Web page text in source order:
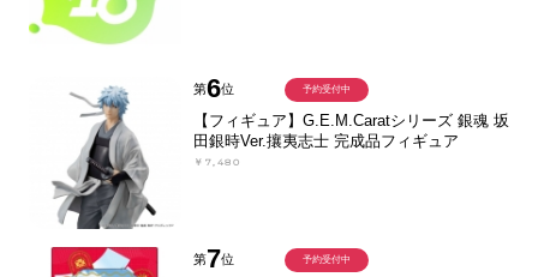
第6位
【フィギュア】G.E.M.Caratシリーズ 銀魂 坂
田銀時Ver.攘夷志士 完成品フィギュア
￥7,480
予約受付中
第7位 予約受付中